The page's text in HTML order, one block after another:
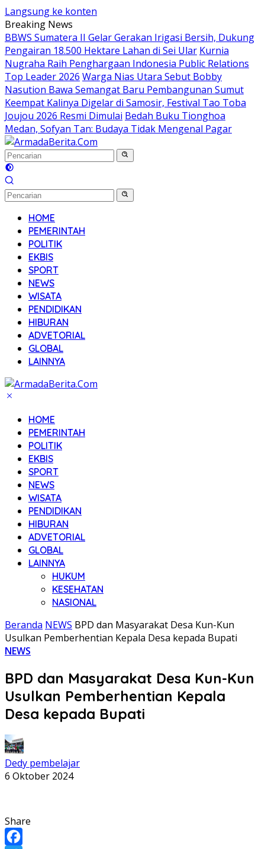
Langsung ke konten
Breaking News
BBWS Sumatera II Gelar Gerakan Irigasi Bersih, Dukung
Pengairan 18.500 Hektare Lahan di Sei Ular Kurnia
Nugraha Raih Penghargaan Indonesia Public Relations
Top Leader 2026 Warga Nias Utara Sebut Bobby
Nasution Bawa Semangat Baru Pembangunan Sumut
Keempat Kalinya Digelar di Samosir, Festival Tao Toba
Joujou 2026 Resmi Dimulai Bedah Buku Tionghoa
Medan, Sofyan Tan: Budaya Tidak Mengenal Pagar
HOME
PEMERINTAH
POLITIK
EKBIS
SPORT
NEWS
WISATA
PENDIDIKAN
HIBURAN
ADVETORIAL
GLOBAL
LAINNYA
HOME
PEMERINTAH
POLITIK
EKBIS
SPORT
NEWS
WISATA
PENDIDIKAN
HIBURAN
ADVETORIAL
GLOBAL
LAINNYA
HUKUM
KESEHATAN
NASIONAL
Beranda NEWS BPD dan Masyarakat Desa Kun-Kun
Usulkan Pemberhentian Kepala Desa kepada Bupati
NEWS
BPD dan Masyarakat Desa Kun-Kun
Usulkan Pemberhentian Kepala
Desa kepada Bupati
Dedy pembelajar
6 Oktober 2024
Share